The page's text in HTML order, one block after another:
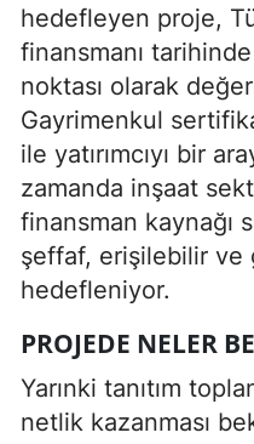
hedefleyen proje,
finansmanı
noktası olarak
Gayrimenkul
ile yatırımcıyı bir
zamanda inşaat
finansman kaynağı
şeffaf, erişilebilir ve
hedefleniyor.
PROJEDE NELER
Yarınki tanıtım
netlik kazanması